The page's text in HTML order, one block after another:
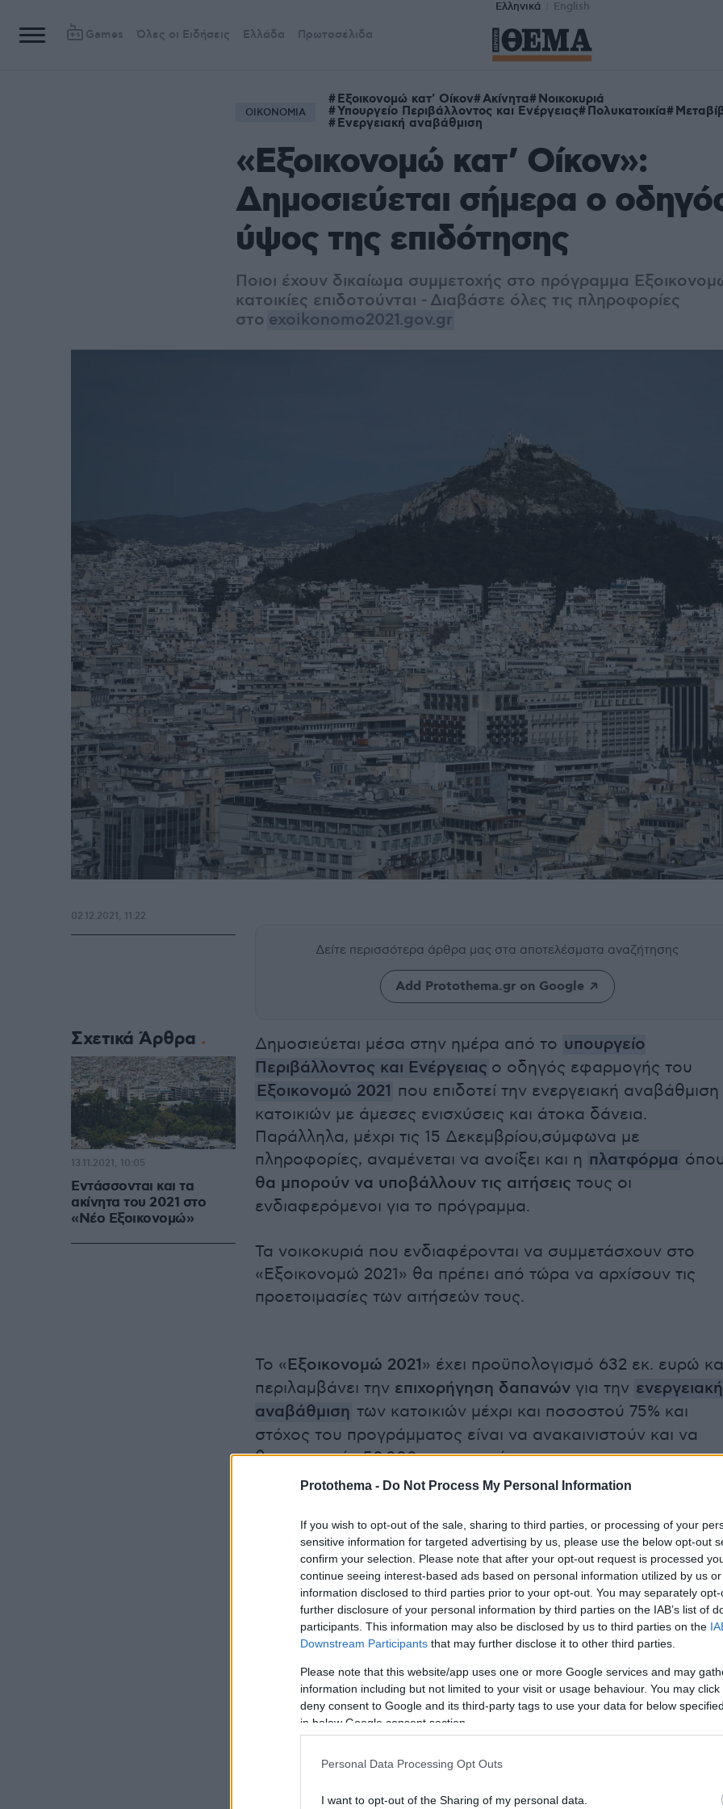
Protothema - Do Not Process My Personal Information
If you wish to opt-out of the sale, sharing to third parties, or processing of your
sensitive information for targeted advertising by us, please use the below opt-out
confirm your selection. Please note that after your opt-out request is processed
continue seeing interest-based ads based on personal information utilized by us
information disclosed to third parties prior to your opt-out. You may separately
further disclosure of your personal information by third parties on the IAB’s list of
participants. This information may also be disclosed by us to third parties on the
Downstream Participants that may further disclose it to other third parties.
Please note that this website/app uses one or more Google services and may
information including but not limited to your visit or usage behaviour. You may
deny consent to Google and its third-party tags to use your data for below
in below Google consent section.
Personal Data Processing Opt Outs
I want to opt-out of the Sharing of my personal data.
Ελληνικά English
Games Όλες οι Ειδήσεις Ελλάδα Πρωτοσέλιδα
ΟΙΚΟΝΟΜΙΑ
Εξοικονομώ κατ' Οίκον Ακίνητα Νοικοκυριά
Υπουργείο Περιβάλλοντος και Ενέργειας Πολυκατοικία
Ενεργειακή αναβάθμιση
«Εξοικονομώ κατ’ Οίκον»:
Δημοσιεύεται σήμερα ο
ύψος της επιδότησης
Ποιοι έχουν δικαίωμα συμμετοχής στο πρόγραμμα
κατοικίες επιδοτούνται - Διαβάστε όλες τις πληροφορίες
στο exoikonomo2021.gov.gr
Δείτε περισσότερα άρθρα μας στα αποτελέσματα αναζήτησης
Add Protothema.gr on Google
Δημοσιεύεται μέσα στην ημέρα από το υπουργείο
Περιβάλλοντος και Ενέργειας ο οδηγός εφαρμογής του
Εξοικονομώ 2021 που επιδοτεί την ενεργειακή αναβάθμιση
κατοικιών με άμεσες ενισχύσεις και άτοκα δάνεια.
Παράλληλα, μέχρι τις 15 Δεκεμβρίου,σύμφωνα με
πληροφορίες, αναμένεται να ανοίξει και η πλατφόρμα
θα μπορούν να υποβάλλουν τις αιτήσεις τους οι
ενδιαφερόμενοι για το πρόγραμμα.
Τα νοικοκυριά που ενδιαφέρονται να συμμετάσχουν στο
«Εξοικονομώ 2021» θα πρέπει από τώρα να αρχίσουν τις
προετοιμασίες των αιτήσεών τους.
Το «Εξοικονομώ 2021» έχει προϋπολογισμό 632 εκ. ευρώ
περιλαμβάνει την επιχορήγηση δαπανών για την ενεργειακή
αναβάθμιση των κατοικιών μέχρι και ποσοστού 75% και
στόχος του προγράμματος είναι να ανακαινιστούν και να
θωρακιστούν 50.000 νοικοκυριά.
οικογενειακό εισόδημα, σύμφωνα με τον ακόλουθο πίνακα.
02.12.2021, 11:22
Σχετικά Άρθρα
Εντάσσονται και τα
ακίνητα του 2021 στο
«Νέο Εξοικονομώ»
13.11.2021, 10:05